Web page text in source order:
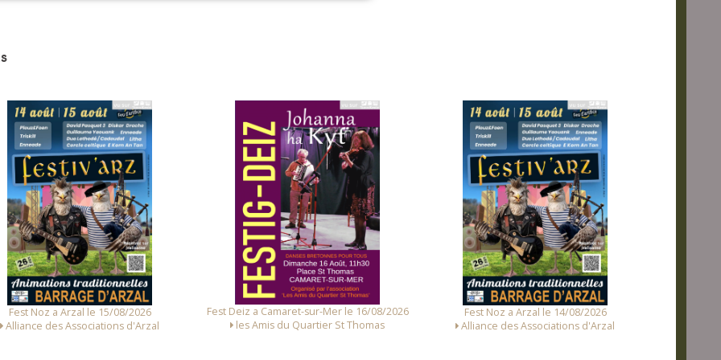
Deiz a Camaret-sur-Mer le 16/08/2026
les Amis du Quartier St Thomas
Fest Noz a Arzal le 14/08/2026
Alliance des Associations d'Arzal
Concert et Fest-Noz a Sainte-Hélène le
16/08/2026